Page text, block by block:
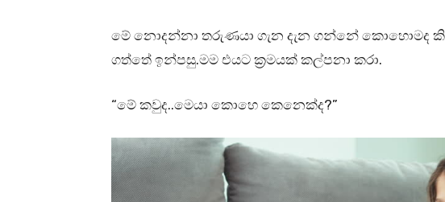
මේ නොදන්නා තරුණයා ගැන දැන ගන්නේ කොහොමද
ගත්තේ ඉන්පසු.මම එයට ක්‍රමයක් කල්පනා කරා.
“මේ කවුද..මෙයා කොහෙ කෙනෙක්ද?”